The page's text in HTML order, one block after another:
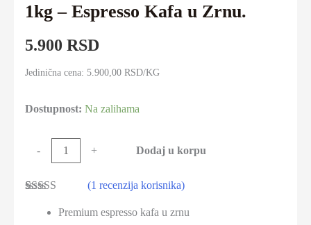
1kg – Espresso Kafa u Zrnu.
5.900 RSD
Jedinična cena: 5.900,00 RSD/KG
Dostupnost: Na zalihama
-
Platinum
+ Dodaj u korpu
od 5 na
(1 recenzija korisnika)
Premium espresso kafa u zrnu